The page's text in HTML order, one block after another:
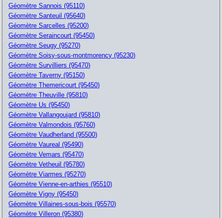
Géomètre Sannois (95110)
Géomètre Santeuil (95640)
Géomètre Sarcelles (95200)
Géomètre Seraincourt (95450)
Géomètre Seugy (95270)
Géomètre Soisy-sous-montmorency (95230)
Géomètre Survilliers (95470)
Géomètre Taverny (95150)
Géomètre Themericourt (95450)
Géomètre Theuville (95810)
Géomètre Us (95450)
Géomètre Vallangoujard (95810)
Géomètre Valmondois (95760)
Géomètre Vaudherland (95500)
Géomètre Vaureal (95490)
Géomètre Vemars (95470)
Géomètre Vetheuil (95780)
Géomètre Viarmes (95270)
Géomètre Vienne-en-arthies (95510)
Géomètre Vigny (95450)
Géomètre Villaines-sous-bois (95570)
Géomètre Villeron (95380)